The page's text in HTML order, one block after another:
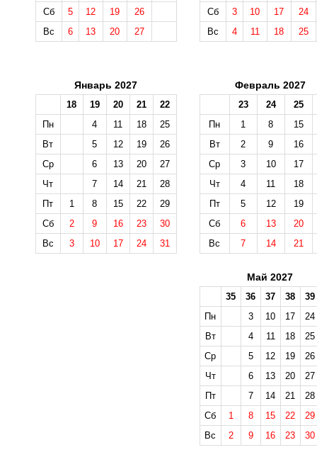
Сб
5 12 19
26
Вс
6 13 20 27
Сб
3 10 17
24
Вс
4 11 18 25
Январь 2027
18 19 20 21
22
Пн
4 11 18
25
Вт
5 12 19
26
Ср
6 13 20
27
Чт
7 14 21
28
Пт
1 8 15 22
29
Сб
2 9 16 23
30
Вс
3 10 17 24 31
Февраль 2027
23 24
25
Пн
1 8
15
Вт
2 9
16
Ср
3 10
17
Чт
4 11
18
Пт
5 12
19
Сб
6 13
20
Вс
7 14 21
Май 2027
35 36 37 38
39
Пн
3 10 17
24
Вт
4 11 18
25
Ср
5 12 19
26
Чт
6 13 20
27
Пт
7 14 21
28
Сб
1 8 15 22
29
Вс
2 9 16 23 30